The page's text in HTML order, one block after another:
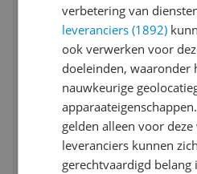
Mywalit Ladies Zip
jamaica -
Inhoud:
Materiaal:
Type:
v.a. € 33,70
2
Ga naar
verbetering van
leveranciers (1892)
ook verwerken voor
doeleinden, waaronder
nauwkeurige
gelden alleen voor
leveranciers kunnen
gerechtvaardigd belang